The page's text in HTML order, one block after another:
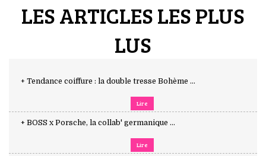
LES ARTICLES LES PLUS
LUS
+ Tendance coiffure : la double tresse Bohème ...
Lire
+ BOSS x Porsche, la collab' germanique ...
Lire